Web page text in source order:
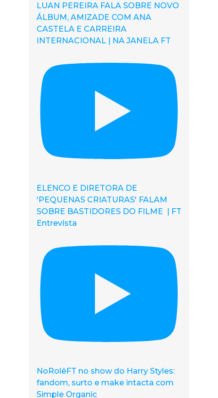
LUAN PEREIRA FALA SOBRE NOVO
ÁLBUM, AMIZADE COM ANA
CASTELA E CARREIRA
INTERNACIONAL | NA JANELA FT
ELENCO E DIRETORA DE
'PEQUENAS CRIATURAS' FALAM
SOBRE BASTIDORES DO FILME | FT
Entrevista
NoRolêFT no show do Harry Styles:
fandom, surto e make intacta com
Simple Organic